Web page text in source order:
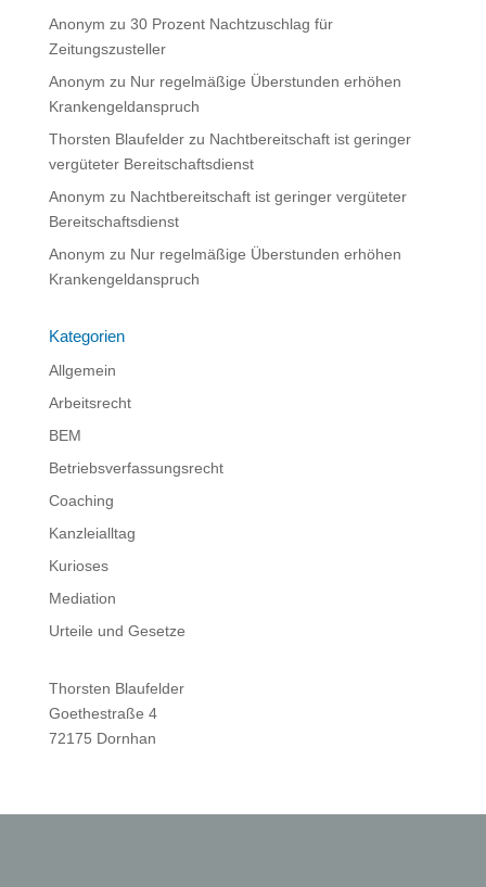
Anonym zu 30 Prozent Nachtzuschlag für
Zeitungszusteller
Anonym zu Nur regelmäßige Überstunden erhöhen
Krankengeldanspruch
Thorsten Blaufelderzu Nachtbereitschaft ist geringer
vergüteter Bereitschaftsdienst
Anonym zu Nachtbereitschaft ist geringer vergüteter
Bereitschaftsdienst
Anonym zu Nur regelmäßige Überstunden erhöhen
Krankengeldanspruch
Kategorien
Allgemein
Arbeitsrecht
BEM
Betriebsverfassungsrecht
Coaching
Kanzleialltag
Kurioses
Mediation
Urteile und Gesetze
Thorsten Blaufelder
Goethestraße 4
72175 Dornhan